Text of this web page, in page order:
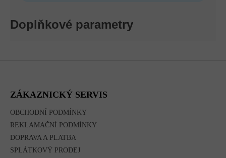
Doplňkové parametry
ZÁKAZNICKÝ SERVIS
OBCHODNÍ PODMÍNKY
REKLAMAČNÍ PODMÍNKY
DOPRAVA A PLATBA
SPLÁTKOVÝ PRODEJ